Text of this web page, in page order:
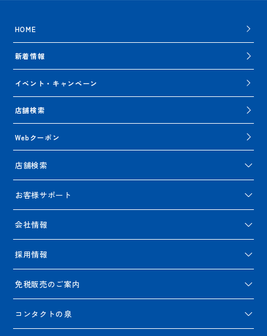
HOME
新着情報
イベント・キャンペーン
店舗検索
Webクーポン
店舗検索
お客様サポート
会社情報
採用情報
免税販売のご案内
コンタクトの泉